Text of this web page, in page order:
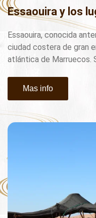
Essaouira y los
Essaouira, conocida
ciudad costera de gran
atlántica de Marruecos.
Mas info